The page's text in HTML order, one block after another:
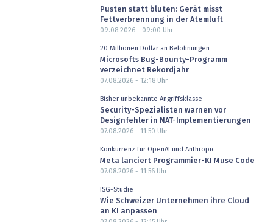
Pusten statt bluten: Gerät misst
Fettverbrennung in der Atemluft
09.08.2026 - 09:00 Uhr
20 Millionen Dollar an Belohnungen
Microsofts Bug-Bounty-Programm
verzeichnet Rekordjahr
07.08.2026 - 12:18Uhr
Bisher unbekannte Angriffsklasse
Security-Spezialisten warnen vor
Designfehler in NAT-Implementierungen
07.08.2026 - 11:50 Uhr
Konkurrenz für OpenAI und Anthropic
Meta lanciert Programmier-KI Muse Code
07.08.2026 - 11:56Uhr
ISG-Studie
Wie Schweizer Unternehmen ihre Cloud
an KI anpassen